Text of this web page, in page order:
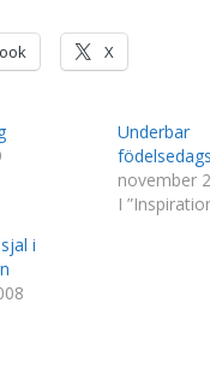
X
Underbar
november
I
i